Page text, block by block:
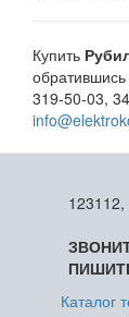
Купить
319-50-03,
Каталог